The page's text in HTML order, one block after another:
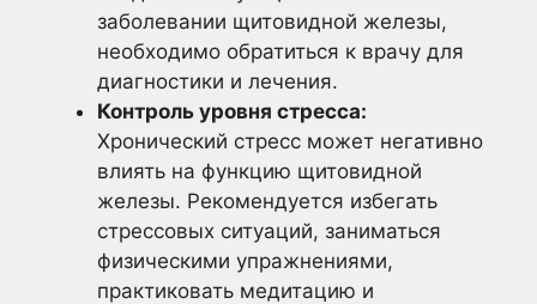
заболевании щитовидной железы,
необходимо обратиться к врачу для
диагностики и лечения.
Контроль уровня стресса:
Хронический стресс может негативно
влиять на функцию щитовидной
железы. Рекомендуется избегать
стрессовых ситуаций, заниматься
физическими упражнениями,
практиковать медитацию и